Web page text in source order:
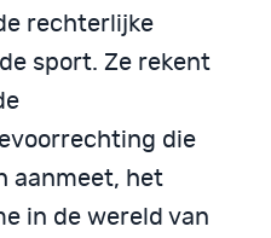
rechterlijke
sport. Ze rekent
die
aanmeet, het
in de wereld van